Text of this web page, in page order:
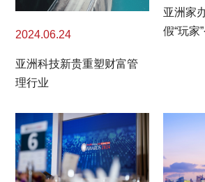
2024.06.24
亚洲科技新贵重塑财富管
理行业
亚洲家
假“玩家